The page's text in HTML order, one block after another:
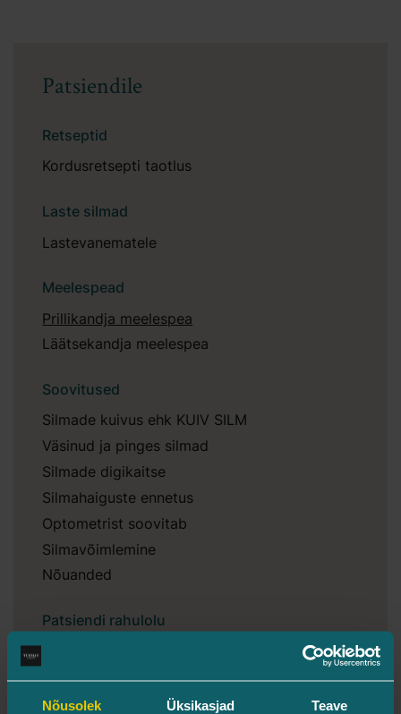
Nõusolek Üksikasjad Teave
Patsiendile
Retseptid
Kordusretsepti taotlus
Laste silmad
Lastevanematele
Meelespead
Prillikandja meelespea
Läätsekandja meelespea
Soovitused
Silmade kuivus ehk KUIV SILM
Väsinud ja pinges silmad
Silmade digikaitse
Silmahaiguste ennetus
Optometrist soovitab
Silmavõimlemine
Nõuanded
Patsiendi rahulolu
Plaanilise ravijärjekorra pidamise reeglid
Patsientide rahulolu uuring 2025
Tagasiside